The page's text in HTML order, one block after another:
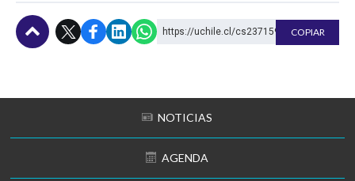
https://uchile.cl/cs237159 COPIAR
NOTICIAS
AGENDA